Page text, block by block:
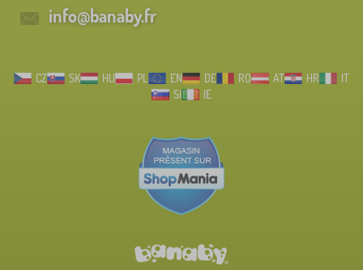
info@banaby.fr
CZ SK HU PL EN DE RO AT HR
IT
SI
IE